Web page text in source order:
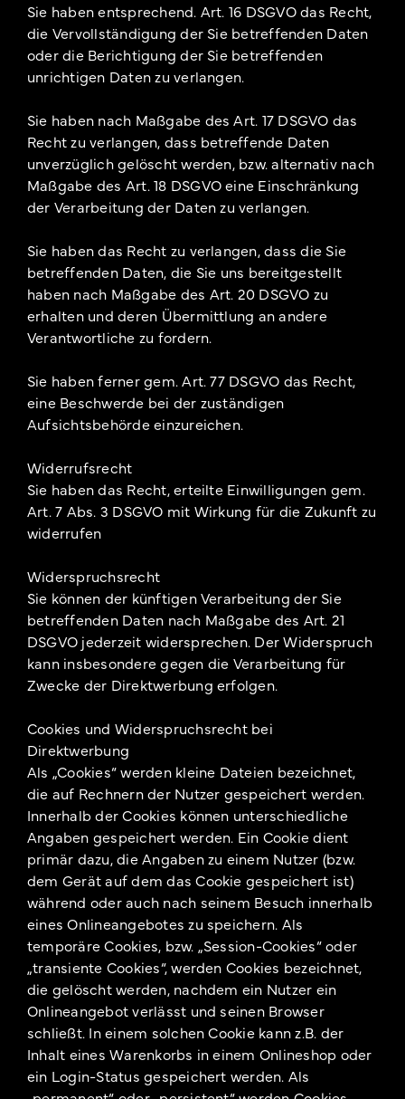
Sie haben entsprechend. Art. 16 DSGVO das Recht,
die Vervollständigung der Sie betreffenden Daten
oder die Berichtigung der Sie betreffenden
unrichtigen Daten zu verlangen.
Sie haben nach Maßgabe des Art. 17 DSGVO das
Recht zu verlangen, dass betreffende Daten
unverzüglich gelöscht werden, bzw. alternativ nach
Maßgabe des Art. 18 DSGVO eine Einschränkung
der Verarbeitung der Daten zu verlangen.
Sie haben das Recht zu verlangen, dass die Sie
betreffenden Daten, die Sie uns bereitgestellt
haben nach Maßgabe des Art. 20 DSGVO zu
erhalten und deren Übermittlung an andere
Verantwortliche zu fordern.
Sie haben ferner gem. Art. 77 DSGVO das Recht,
eine Beschwerde bei der zuständigen
Aufsichtsbehörde einzureichen.
Widerrufsrecht
Sie haben das Recht, erteilte Einwilligungen gem.
Art. 7 Abs. 3 DSGVO mit Wirkung für die Zukunft zu
widerrufen
Widerspruchsrecht
Sie können der künftigen Verarbeitung der Sie
betreffenden Daten nach Maßgabe des Art. 21
DSGVO jederzeit widersprechen. Der Widerspruch
kann insbesondere gegen die Verarbeitung für
Zwecke der Direktwerbung erfolgen.
Cookies und Widerspruchsrecht bei
Direktwerbung
Als „Cookies“ werden kleine Dateien bezeichnet,
die auf Rechnern der Nutzer gespeichert werden.
Innerhalb der Cookies können unterschiedliche
Angaben gespeichert werden. Ein Cookie dient
primär dazu, die Angaben zu einem Nutzer (bzw.
dem Gerät auf dem das Cookie gespeichert ist)
während oder auch nach seinem Besuch innerhalb
eines Onlineangebotes zu speichern. Als
temporäre Cookies, bzw. „Session-Cookies“ oder
„transiente Cookies“, werden Cookies bezeichnet,
die gelöscht werden, nachdem ein Nutzer ein
Onlineangebot verlässt und seinen Browser
schließt. In einem solchen Cookie kann z.B. der
Inhalt eines Warenkorbs in einem Onlineshop oder
ein Login-Status gespeichert werden. Als